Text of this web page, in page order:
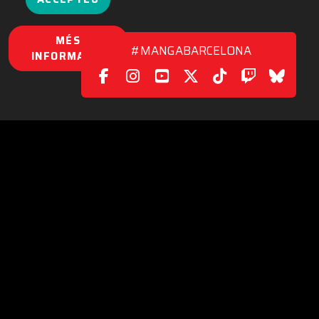
#MANGABARCELONA
MÉS
INFORMACIÓ